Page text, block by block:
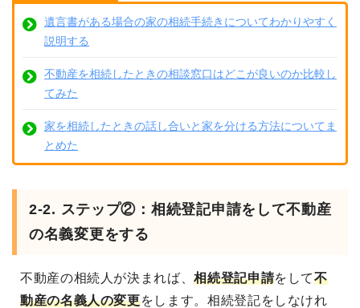
遺言書がある場合の家の相続手続きについてわかりやすく
説明する
不動産を相続したときの相談窓口はどこが良いのか比較し
てみた
家を相続したときの話し合いと家を分ける方法についてま
とめた
2-2. ステップ②：相続登記申請をして不動産
の名義変更をする
不動産の相続人が決まれば、相続登記申請をして不
動産の名義人の変更をします。相続登記をしなけれ